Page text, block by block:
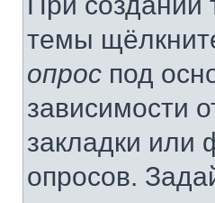
темы
опрос под
зависимости
закладки или
опросов.